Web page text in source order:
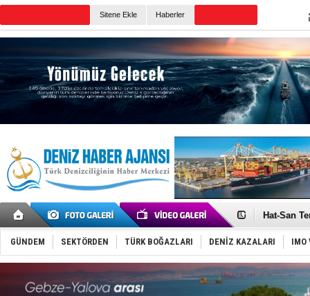
Sitene Ekle Haberler
Türk
Hat-San
Med
Tekne, su
Dışişleri
GÜNDEM SEKTÖRDEN TÜRK BOĞAZLARI DENİZ KAZALARI IMO